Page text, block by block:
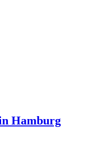
Hamburg